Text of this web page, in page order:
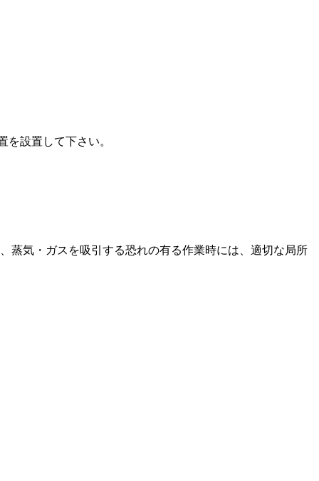
設置して下さい。
蒸気・ガスを吸引する恐れの有る作業時には、適切な局所